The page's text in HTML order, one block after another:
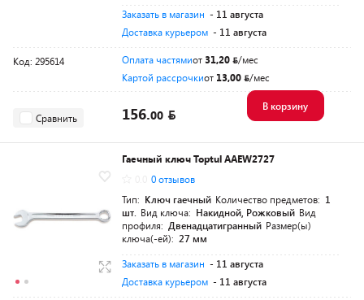
Заказать в магазин - 11 августа
Доставка курьером - 11 августа
Код: 295614 Оплата частямиот31,20
/мес
Картой рассрочкиот 13,00 /мес
Сравнить 156.00
В корзину
Гаечный ключ Toptul AAEW2727
0 отзывов
Тип: Ключ гаечный Количество предметов: 1
шт. Вид ключа: Накидной, Рожковый Вид
профиля: Двенадцатигранный Размер(ы)
ключа(-ей): 27 мм
Заказать в магазин - 11 августа
Доставка курьером - 11 августа